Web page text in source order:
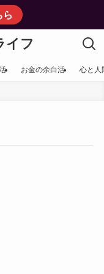
ら
イフ
お金の余白活 心と人